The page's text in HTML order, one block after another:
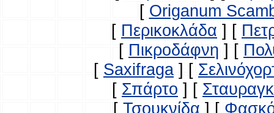
[ Origanum
[ Περικοκλάδα ] [
[ Πικροδάφνη ] [
[ Saxifraga ] [
[ Σπάρτο ] [
[ Τσουκνίδα ] [